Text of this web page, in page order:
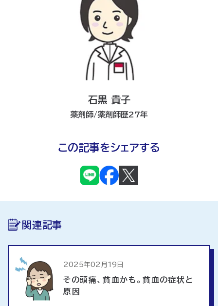
石黒 貴子
薬剤師/薬剤師歴27年
この記事をシェアする
関連記事
その頭痛、貧血かも。貧血の症状と
原因
2025年02月19日